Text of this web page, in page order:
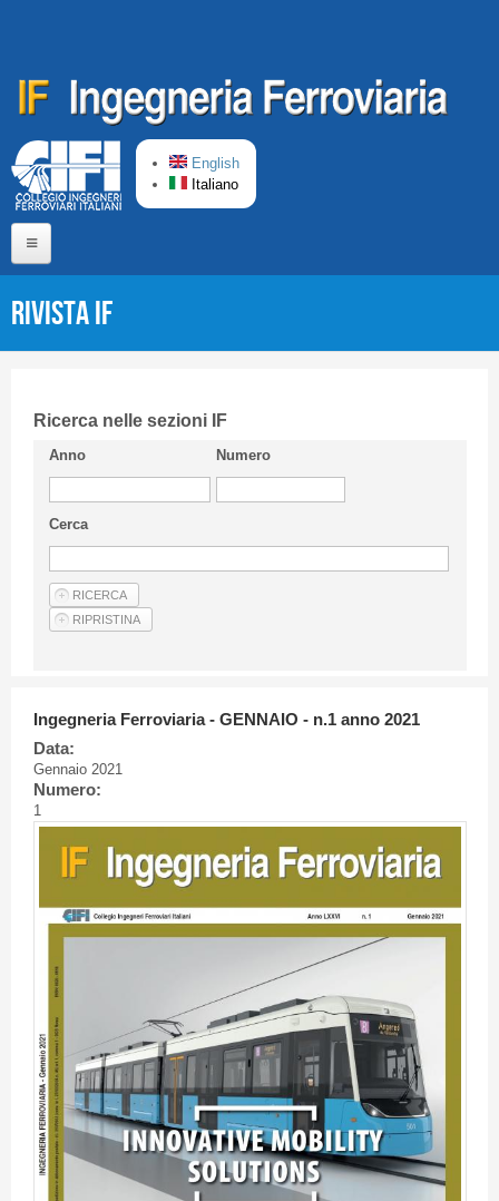
English
Italiano
CIFI in breve
Linee Guida
Privacy Policy
Articoli
Rivista IF
Ricerca nelle sezioni IF
Anno Numero
Cerca
Ingegneria Ferroviaria - GENNAIO - n.1 anno 2021
Data:
Gennaio 2021
Numero:
1